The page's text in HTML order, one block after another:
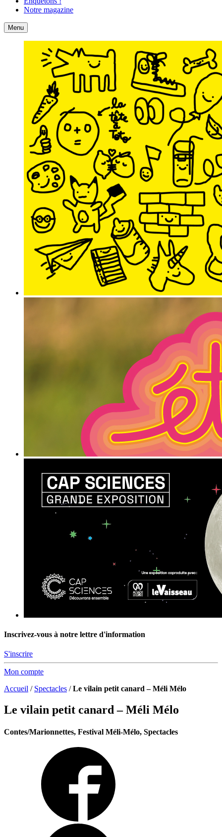
Notre magazine
Accueil
Menu Contact
Inscrivez-vous à notre lettre d'information
S'inscrire
Mon compte
Accueil / Spectacles /Le vilain petit canard – Méli Mélo
Le vilain petit canard – Méli Mélo
Contes/Marionnettes, Festival Méli-Mélo, Spectacles